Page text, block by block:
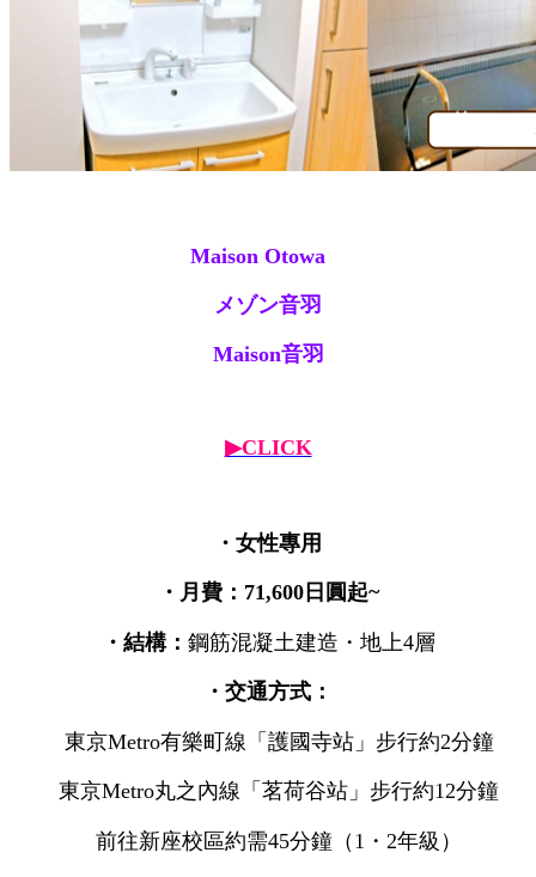
Maison Otowa
メゾン音羽
Maison音羽
▶CLICK
・女性專用
・月費：71,600日圓起~
・結構： 鋼筋混凝土建造・地上4層
・交通方式：
東京Metro有樂町線「護國寺站」步行約2分鐘
東京Metro丸之內線「茗荷谷站」步行約12分鐘
前往新座校區約需45分鐘（1・2年級）